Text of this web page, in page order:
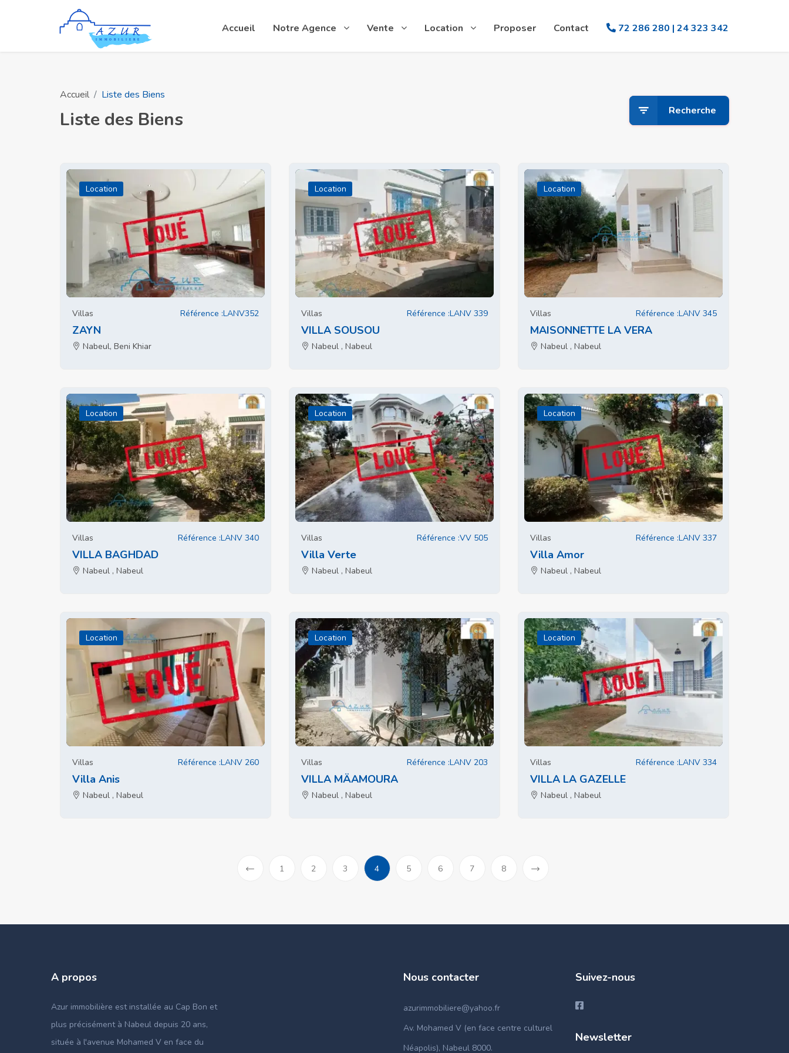
Accueil Notre Agence Vente Location Proposer Contact 72 286 280 | 24 323 342
Accueil Liste des Biens
Liste des Biens Recherche
Location
Villas Référence :LANV352
ZAYN
Nabeul, Beni Khiar
Location
Villas Référence :LANV 339
VILLA SOUSOU
Nabeul , Nabeul
Location
Villas Référence :LANV 345
MAISONNETTE LA VERA
Nabeul , Nabeul
Location
Villas Référence :LANV 340
VILLA BAGHDAD
Nabeul , Nabeul
Location
Villas Référence :VV 505
Villa Verte
Nabeul , Nabeul
Location
Villas Référence :LANV 337
Villa Amor
Nabeul , Nabeul
Location
Villas Référence :LANV 260
Villa Anis
Nabeul , Nabeul
Location
Villas Référence :LANV 203
VILLA MÄAMOURA
Nabeul , Nabeul
Location
Villas Référence :LANV 334
VILLA LA GAZELLE
Nabeul , Nabeul
1 2 3 4(current)
5 6 7 8
A propos
Azur immobilière est installée au Cap Bon et
plus précisément à Nabeul depuis 20 ans,
située à l'avenue Mohamed V en face du
Nous contacter
azurimmobiliere@yahoo.fr
Av. Mohamed V (en face centre culturel
Néapolis), Nabeul 8000.
Suivez-nous
Newsletter